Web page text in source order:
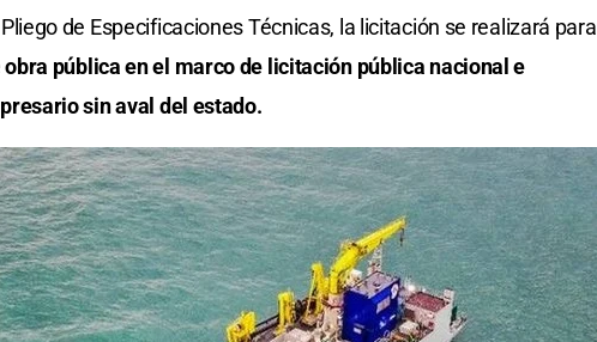
de Especificaciones Técnicas, la licitación se realizará para
obra pública en el marco de licitación pública nacional e
sin aval del estado.